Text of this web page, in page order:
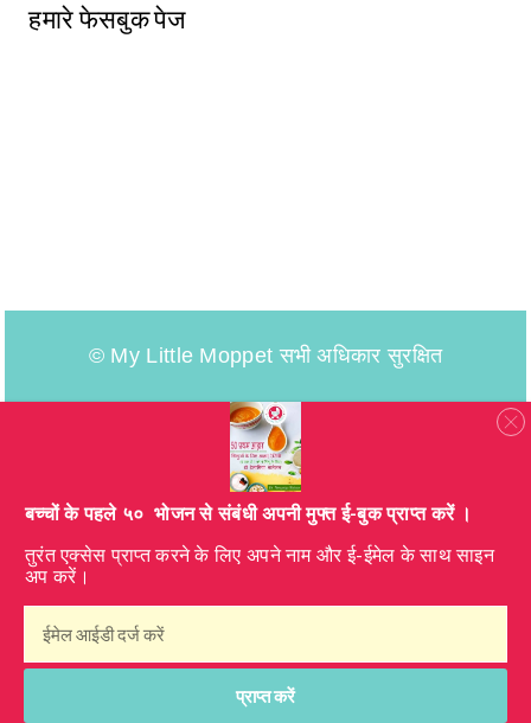
हमारे फेसबुक पेज
© My Little Moppet सभी अधिकार सुरक्षित
​बच्चों के पहले ५० भोजन से संबंधी अपनी मुफ्त ई-बुक प्राप्त करें ।
तुरंत एक्सेस प्राप्त करने के लिए अपने नाम और ई-ईमेल के साथ साइन
अप करें।
प्राप्त करें